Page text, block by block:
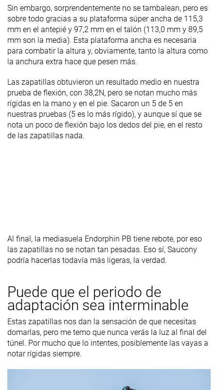
Sin embargo, sorprendentemente no se tambalean, pero es
sobre todo gracias a su plataforma súper ancha de 115,3
mm en el antepié y 97,2 mm en el talón (113,0 mm y 89,5
mm son la media). Esta plataforma ancha es necesaria
para combatir la altura y, obviamente, tanto la altura como
la anchura extra hace que pesen más.
Las zapatillas obtuvieron un resultado medio en nuestra
prueba de flexión, con 38,2N, pero se notan mucho más
rígidas en la mano y en el pie. Sacaron un 5 de 5 en
nuestras pruebas (5 es lo más rígido), y aunque sí que se
nota un poco de flexión bajo los dedos del pie, en el resto
de las zapatillas nada.
Al final, la mediasuela Endorphin PB tiene rebote, por eso
las zapatillas no se notan tan pesadas. Eso sí, Saucony
podría hacerlas todavía más ligeras, la verdad.
Puede que el periodo de
adaptación sea interminable
Estas zapatillas nos dan la sensación de que necesitas
domarlas, pero me temo que nunca verás la luz al final del
túnel. Por mucho que lo intentes, posiblemente las vayas a
notar rígidas siempre.